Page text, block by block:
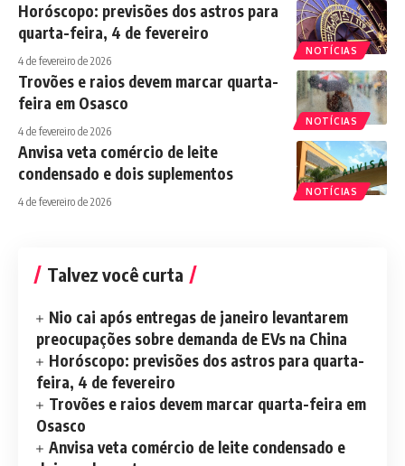
NOTÍCIAS
Horóscopo: previsões dos astros para
quarta-feira, 4 de fevereiro
4 de fevereiro de 2026
NOTÍCIAS
Trovões e raios devem marcar quarta-
feira em Osasco
4 de fevereiro de 2026
NOTÍCIAS
Anvisa veta comércio de leite
condensado e dois suplementos
4 de fevereiro de 2026
Talvez você curta
Nio cai após entregas de janeiro levantarem
preocupações sobre demanda de EVs na China
Horóscopo: previsões dos astros para quarta-
feira, 4 de fevereiro
Trovões e raios devem marcar quarta-feira em
Osasco
Anvisa veta comércio de leite condensado e